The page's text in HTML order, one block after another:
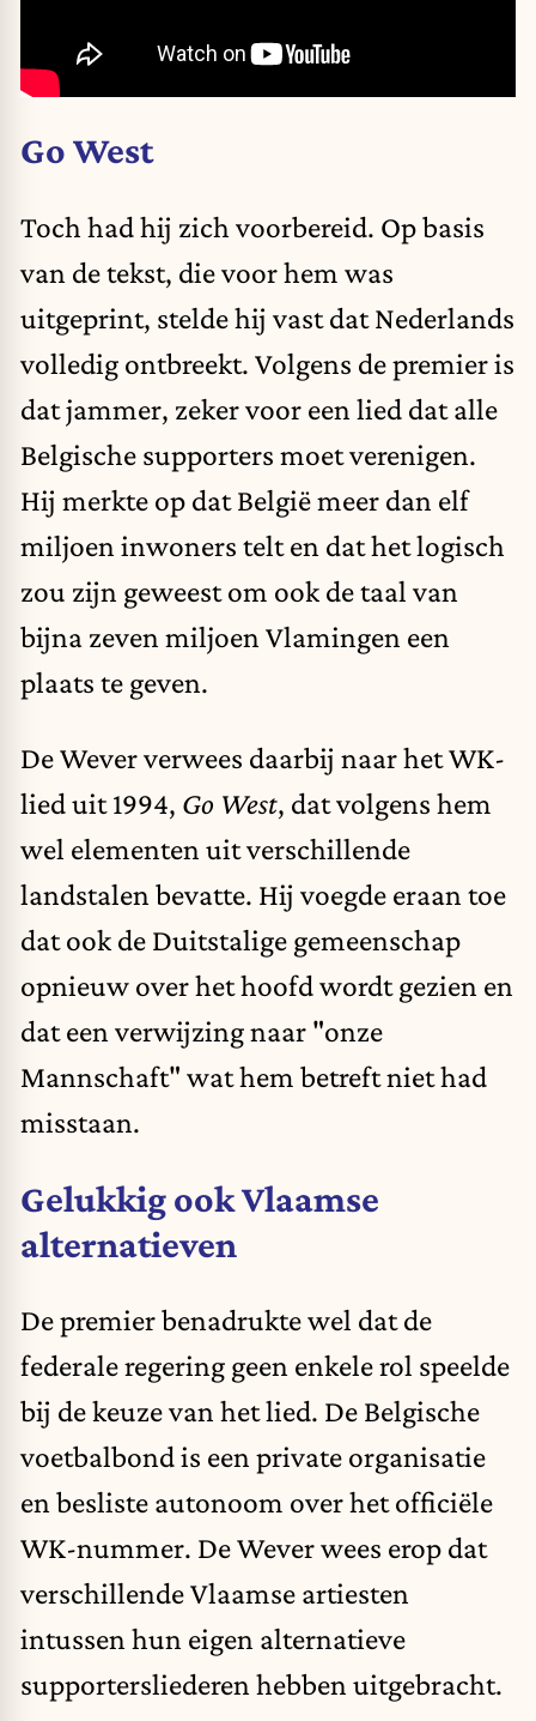
Go West
Toch had hij zich voorbereid. Op basis
van de tekst, die voor hem was
uitgeprint, stelde hij vast dat Nederlands
volledig ontbreekt. Volgens de premier is
dat jammer, zeker voor een lied dat alle
Belgische supporters moet verenigen.
Hij merkte op dat België meer dan elf
miljoen inwoners telt en dat het logisch
zou zijn geweest om ook de taal van
bijna zeven miljoen Vlamingen een
plaats te geven.
De Wever verwees daarbij naar hetWK-
lied uit 1994, Go West, dat volgens hem
wel elementen uit verschillende
landstalen bevatte. Hij voegde eraan toe
dat ook de Duitstalige gemeenschap
opnieuw over het hoofd wordt gezien en
dat een verwijzing naar "onze
Mannschaft" wat hem betreft niet had
misstaan.
Gelukkig ook Vlaamse
alternatieven
De premier benadrukte wel dat de
federale regering geen enkele rol speelde
bij de keuze van het lied. De Belgische
voetbalbond is een private organisatie
en besliste autonoom over het officiële
WK-nummer. De Wever wees erop dat
verschillende Vlaamse artiesten
intussen hun eigen alternatieve
supportersliederen hebben uitgebracht.